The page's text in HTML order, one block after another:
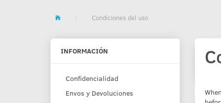
Condiciones del uso
INFORMACIÓN
Confidencialidad
Env­os y Devoluciones